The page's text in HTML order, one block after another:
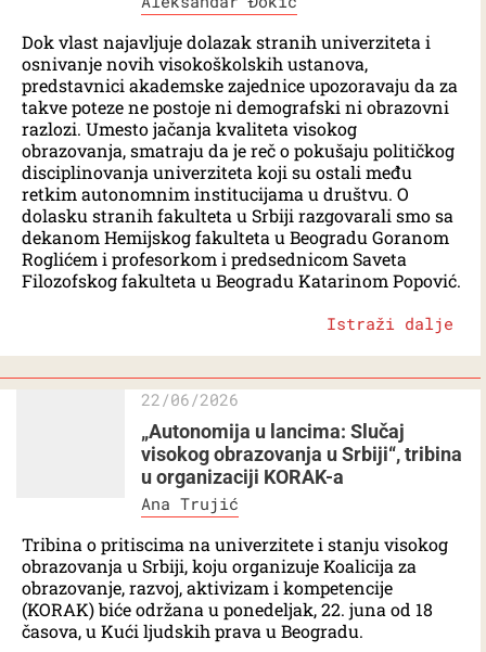
Dok vlast najavljuje dolazak stranih univerziteta i
osnivanje novih visokoškolskih ustanova,
predstavnici akademske zajednice upozoravaju da za
takve poteze ne postoje ni demografski ni obrazovni
razlozi. Umesto jačanja kvaliteta visokog
obrazovanja, smatraju da je reč o pokušaju političkog
disciplinovanja univerziteta koji su ostali među
retkim autonomnim institucijama u društvu. O
dolasku stranih fakulteta u Srbiji razgovarali smo sa
dekanom Hemijskog fakulteta u Beogradu Goranom
Roglićem i profesorkom i predsednicom Saveta
Filozofskog fakulteta u Beogradu Katarinom Popović.
Istraži dalje
22/06/2026
„Autonomija u lancima: Slučaj
visokog obrazovanja u Srbiji“, tribina
u organizaciji KORAK-a
Ana Trujić
Tribina o pritiscima na univerzitete i stanju visokog
obrazovanja u Srbiji, koju organizuje Koalicija za
obrazovanje, razvoj, aktivizam i kompetencije
(KORAK) biće održana u ponedeljak, 22. juna od 18
časova, u Kući ljudskih prava u Beogradu.